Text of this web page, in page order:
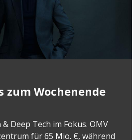
zum Wochenende
Deep Tech im Fokus. OMV
für 65 Mio. €, während